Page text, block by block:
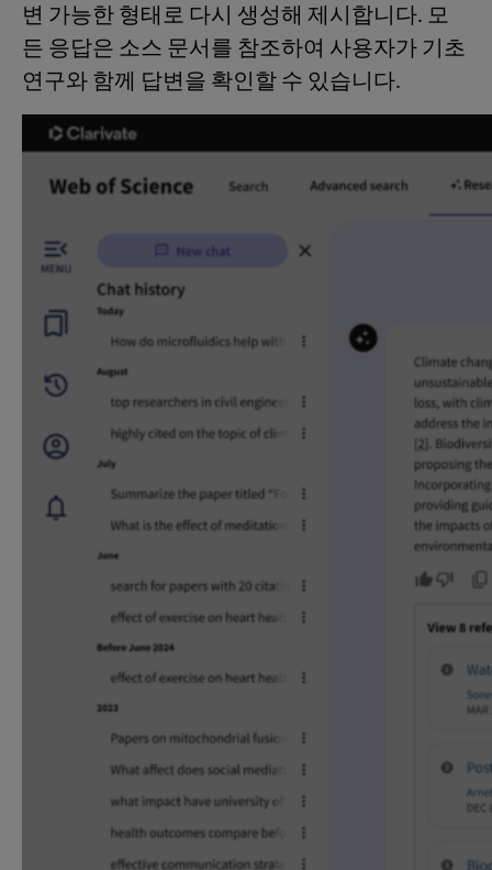
변 가능한 형태로 다시 생성해 제시합니다. 모
든 응답은 소스 문서를 참조하여 사용자가 기초
연구와 함께 답변을 확인할 수 있습니다.